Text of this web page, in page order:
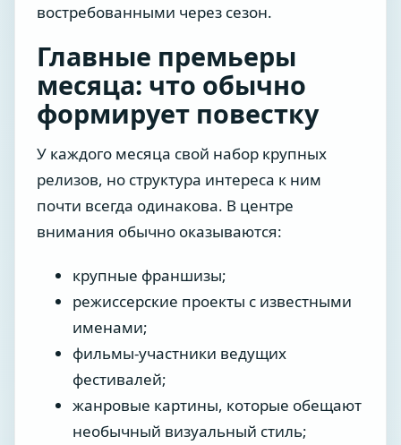
востребованными через сезон.
Главные премьеры
месяца: что обычно
формирует повестку
У каждого месяца свой набор крупных
релизов, но структура интереса к ним
почти всегда одинакова. В центре
внимания обычно оказываются:
крупные франшизы;
режиссерские проекты с известными
именами;
фильмы-участники ведущих
фестивалей;
жанровые картины, которые обещают
необычный визуальный стиль;